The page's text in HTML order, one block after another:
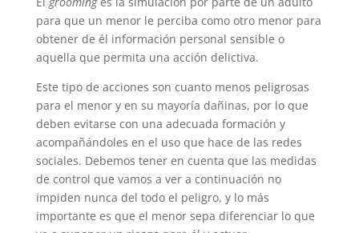
para que un menor le perciba como otro menor para
obtener de él información personal sensible o
aquella que permita una acción delictiva.
Este tipo de acciones son cuanto menos peligrosas
para el menor y en su mayoría dañinas, por lo que
deben evitarse con una adecuada formación y
acompañándoles en el uso que hace de las redes
sociales. Debemos tener en cuenta que las medidas
de control que vamos a ver a continuación no
impiden nunca del todo el peligro, y lo más
importante es que el menor sepa diferenciar lo que